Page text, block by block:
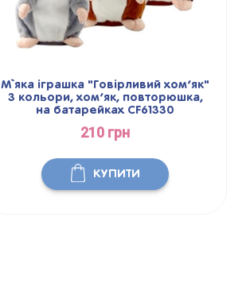
М`яка іграшка "Говірливий хом’як"
3 кольори, хом’як, повторюшка,
на батарейках CF61330
210 грн
КУПИТИ